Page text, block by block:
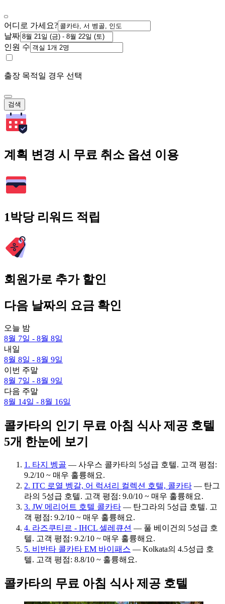
어디로 가세요?
날짜
인원 수
출장 목적일 경우 선택
검색
계획 변경 시 무료 취소 옵션 이용
1박당 리워드 적립
회원가로 추가 할인
다음 날짜의 요금 확인
오늘 밤
8월 7일 - 8월 8일
내일
8월 8일 - 8월 9일
이번 주말
8월 7일 - 8월 9일
다음 주말
8월 14일 - 8월 16일
콜카타의 인기 무료 아침 식사 제공 호텔
5개 한눈에 보기
1. 타지 벵골 — 사우스 콜카타의 5성급 호텔. 고객 평점:
9.2/10 ~ 매우 훌륭해요.
2. ITC 로열 벵갈, 어 럭셔리 컬렉션 호텔, 콜카타 — 탄그
라의 5성급 호텔. 고객 평점: 9.0/10 ~ 매우 훌륭해요.
3. JW 메리어트 호텔 콜카타 — 탄그라의 5성급 호텔. 고
객 평점: 9.2/10 ~ 매우 훌륭해요.
4. 라즈쿠티르 - IHCL 셀레큐션 — 풀 베이건의 5성급 호
텔. 고객 평점: 9.2/10 ~ 매우 훌륭해요.
5. 비반타 콜카타 EM 바이패스 — Kolkata의 4.5성급 호
텔. 고객 평점: 8.8/10 ~ 훌륭해요.
콜카타의 무료 아침 식사 제공 호텔